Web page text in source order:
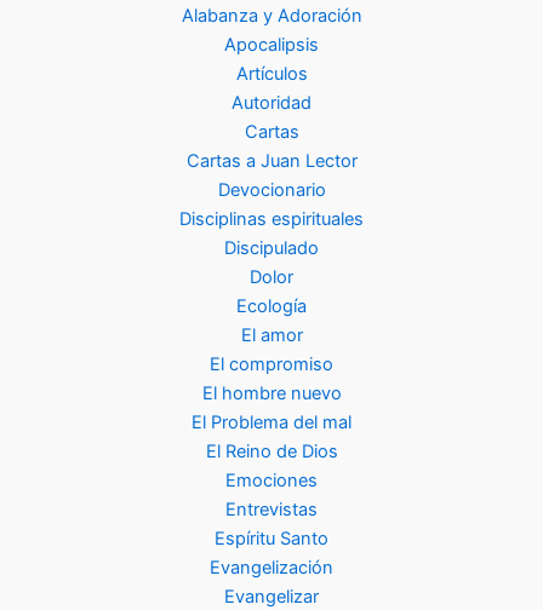
Alabanza y Adoración
Apocalipsis
Artículos
Autoridad
Cartas
Cartas a Juan Lector
Devocionario
Disciplinas espirituales
Discipulado
Dolor
Ecología
El amor
El compromiso
El hombre nuevo
El Problema del mal
El Reino de Dios
Emociones
Entrevistas
Espíritu Santo
Evangelización
Evangelizar